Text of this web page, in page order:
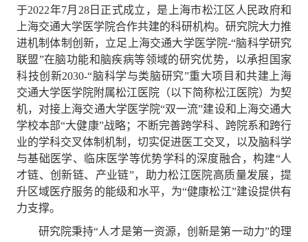
于2022年7月 28日正式成立，是上海市松江区人民政府和
上海交通大学医学院合作共建的科研机构。研究院大力推
进机制体制创新，立足上海交通大学医学院-“脑科学研究
联盟”在脑功能和脑疾病等领域的研究优势，以承担国家
科技创新2030-“脑科学与类脑研究”重大项目和共建上海
交通大学医学院附属松江医院（以下简称松江医院）为契
机，对接上海交通大学医学院“双一流”建设和上海交通大
学校本部“大健康”战略；不断完善跨学科、跨院系和跨行
业的学科交叉体制机制，切实促进医工交叉，以及脑科学
与基础医学、临床医学等优势学科的深度融合，构建“人
才链、创新链、产业链”，助力松江医院高质量发展，提
升区域医疗服务的能级和水平，为“健康松江”建设提供有
力支撑。
研究院秉持“人才是第一资源，创新是第一动力”的理